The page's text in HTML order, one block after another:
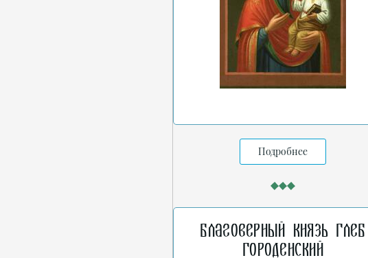
Подробнее
Благоверный князь Глеб
Городенский